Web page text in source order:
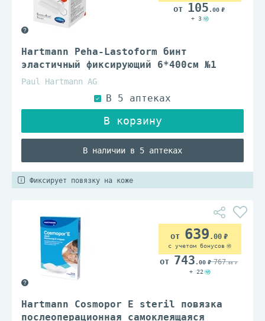
Hartmann Peha-Lastoform бинт
эластичный фиксирующий 6*400см №1
Paul Hartmann AG
В наличии в 5 аптеках
105 .00
+ 3
Фиксирует повязку на коже
Hartmann Cosmopor E steril повязка
послеоперационная самоклеящаяся
639 .00
с учетом бонусов
743 .00 767.00
+ 22